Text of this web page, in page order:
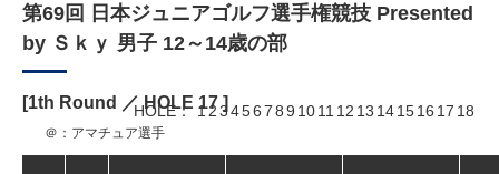
第69回 日本ジュニアゴルフ選手権競技 Presented
by Ｓｋｙ 男子 12～14歳の部
[1th Round ／ HOLE 17]
HOLE 123456789 1011 12 13 141516 17 18
＠：アマチュア選手